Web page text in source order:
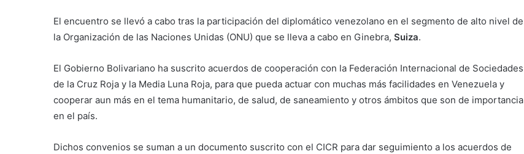
El encuentro se llevó a cabo tras la participación del diplomático venezolano en el segmento de alto nivel de
la Organización de las Naciones Unidas (ONU) que se lleva a cabo en Ginebra, Suiza.
El Gobierno Bolivariano ha suscrito acuerdos de cooperación con la Federación Internacional de Sociedades
de la Cruz Roja y la Media Luna Roja, para que pueda actuar con muchas más facilidades en Venezuela y
cooperar aun más en el tema humanitario, de salud, de saneamiento y otros ámbitos que son de importancia
en el país.
Dichos convenios se suman a un documento suscrito con el CICR para dar seguimiento a los acuerdos de